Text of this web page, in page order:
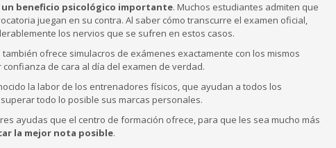
beneficio psicológico importante. Muchos estudiantes admiten que
juegan en su contra. Al saber cómo transcurre el examen oficial,
los nervios que se sufren en estos casos.
también ofrece simulacros de exámenes exactamente con los mismos
de cara al día del examen de verdad.
la labor de los entrenadores físicos, que ayudan a todos los
todo lo posible sus marcas personales.
ayudas que el centro de formación ofrece, para que les sea mucho más
la mejor nota posible.